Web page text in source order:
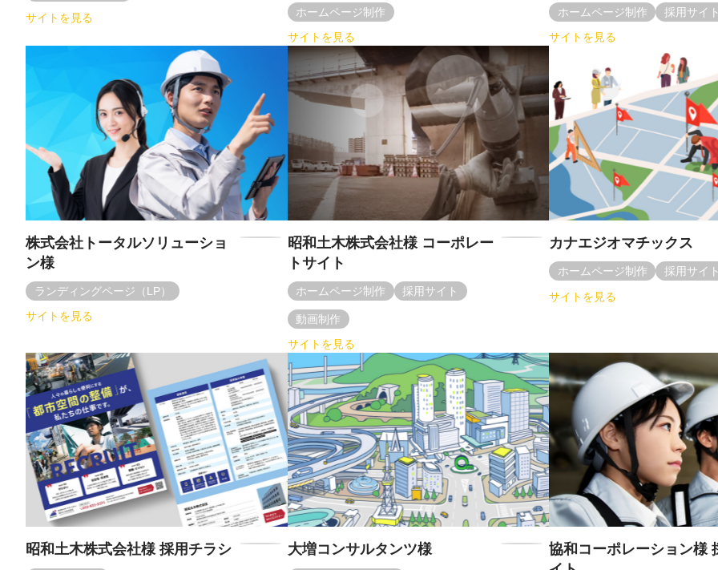
サイトを見る
ホームページ制作
サイトを見る
ホームページ制作
採用サイ
サイトを見る
株式会社トータルソリューショ
ン様
ランディングページ（LP）
サイトを見る
昭和土木株式会社様 コーポレー
トサイト
ホームページ制作 採用サイト
動画制作
サイトを見る
カナエジオマチックス
ホームページ制作
採用サイ
サイトを見る
昭和土木株式会社様 採用チラシ 大増コンサルタンツ様
協和コーポレーション様